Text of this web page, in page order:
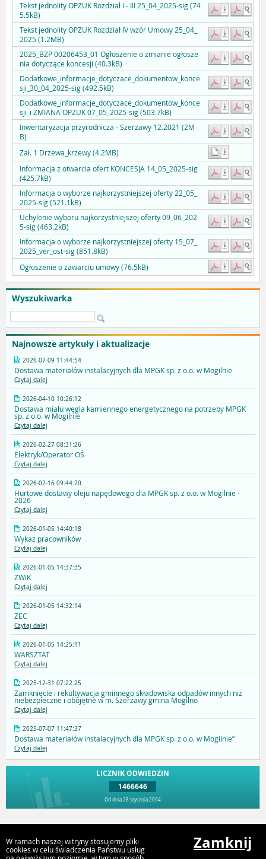
Wyszukiwarka
Najnowsze artykuły i aktualizacje
2026-07-09 11:44:54
Dostawa materiałów instalacyjnych dla MPGK sp. z o.o. w Mogilnie
Czytaj dalej
2026-04-10 10:26:12
Dostawa miału węgla kamiennego energetycznego na potrzeby MPGK
sp. z o.o. w Mogilnie
Czytaj dalej
2026-02-27 08:31:26
Elektryk/Operator OŚ
Czytaj dalej
2026-02-16 09:44:20
Hurtowe dostawy oleju napędowego dla MPGK sp. z o.o. w Mogilnie -
2026
Czytaj dalej
2026-01-05 14:40:18
Wykaz pracowników
Czytaj dalej
2026-01-05 14:37:35
ZWiK
Czytaj dalej
2026-01-05 14:32:14
ZEC
Czytaj dalej
2026-01-05 14:25:11
WARSZTAT
Czytaj dalej
2025-12-31 07:22:25
Zamknięcie i rekultywacja gminnego składowiska odpadów innych niż
niebezpieczne i obojętne w m. Szerzawy gmina Mogilno
Czytaj dalej
2025-07-07 11:47:37
Dostawa materiałów instalacyjnych dla MPGK sp. z o.o. w Mogilnie”
Czytaj dalej
LICZNIK ODWIEDZIN
1466646
Od dnia 28 stycznia 2004
Tekst jednolity OPZUK Rozdział I - III 25_04_2025-sig (74
5.5kB)
Tekst jednolity OPZUK Rozdział IV wzór Umowy 25_04_
2025 (1.2MB)
2025_BZP 00206453_01 Ogłoszenie o zmianie ogłosze
nia dotyczące koncesji (40.3kB)
Dodatkowe_informacje_dotyczace_dokumentow_konce
sji_30_04_2025-sig (492.5kB)
Dodatkowe_informacje_dotyczace_dokumentow_konce
sji_i ZMIANA OPZUK 07_05_2025-sig (503.7kB)
Inwentaryzacja przyrodnicza - Szerzawy 12.2021 (2M
B)
Zał. 1 Drzewa_krzewy (4.2MB)
Informacja z otwarcia ofert KONCESJA 14_05_2025-sig
(425.7kB)
Informacja o wyborze najkorzystniejszej oferty 22_05_
2025-sig (521.1kB)
Uchylenie wyboru najkorzystniejszej oferty 09_06_202
5-sig (463.2kB)
Informacja o wyborze najkorzystniejszej oferty 15_07_
2025_ver_ost-sig (851.8kB)
Ogłoszenie o zawarciu umowy (76.5kB)
W ramach naszej witryny stosujemy pliki
cookies w celu świadczenia Państwu usług
Zamknij